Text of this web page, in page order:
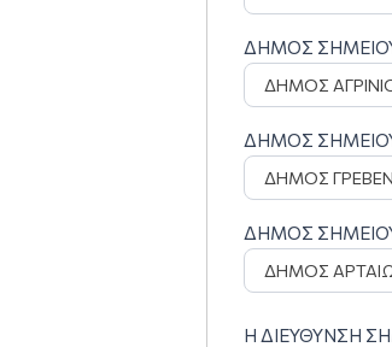
ΔΗΜΟΣ
ΔΗΜΟΣ
ΔΗΜΟΣ
Η ΔΙΕΥΘΥΝΣΗ